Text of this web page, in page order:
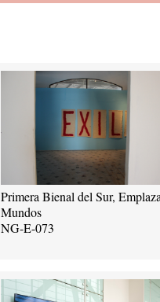
Primera Bienal del Sur,
Mundos
NG-E-073